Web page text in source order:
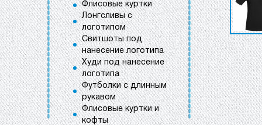
Флисовые куртки
Лонгсливы с
логотипом
Свитшоты под
нанесение логотипа
Худи под нанесение
логотипа
Футболки с длинным
рукавом
Флисовые куртки и
кофты